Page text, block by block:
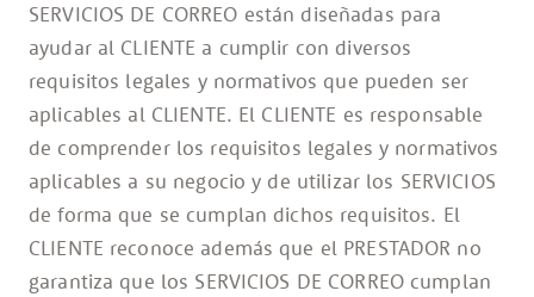
SERVICIOS DE CORREO están diseñadas para
ayudar al CLIENTE a cumplir con diversos
requisitos legales y normativos que pueden ser
aplicables al CLIENTE. El CLIENTE es responsable
de comprender los requisitos legales y normativos
aplicables a su negocio y de utilizar los SERVICIOS
de forma que se cumplan dichos requisitos. El
CLIENTE reconoce además que el PRESTADOR no
garantiza que los SERVICIOS DE CORREO cumplan